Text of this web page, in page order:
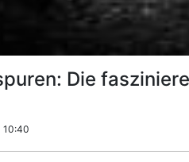
Die
erwinadamsde
10:40